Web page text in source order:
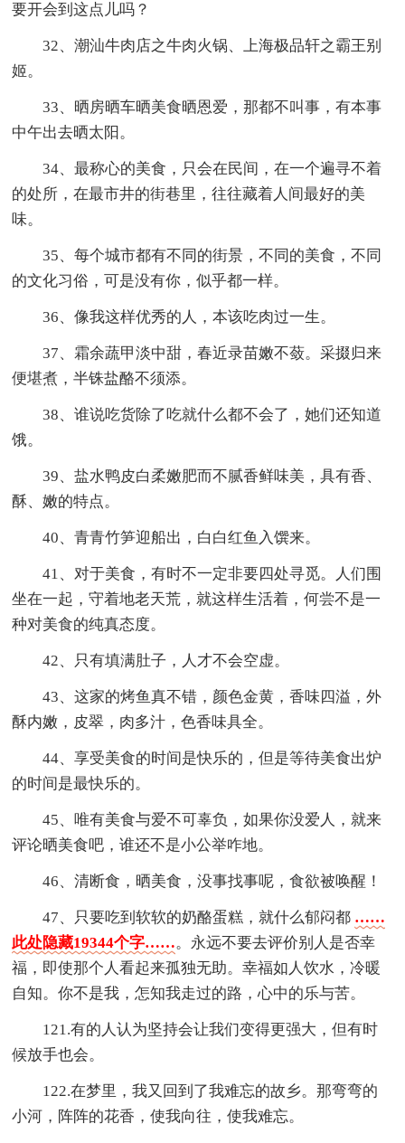
要开会到这点儿吗？
32、潮汕牛肉店之牛肉火锅、上海极品轩之霸王别
姬。
33、晒房晒车晒美食晒恩爱，那都不叫事，有本事
中午出去晒太阳。
34、最称心的美食，只会在民间，在一个遍寻不着
的处所，在最市井的街巷里，往往藏着人间最好的美
味。
35、每个城市都有不同的街景，不同的美食，不同
的文化习俗，可是没有你，似乎都一样。
36、像我这样优秀的人，本该吃肉过一生。
37、霜余蔬甲淡中甜，春近录苗嫩不蔹。采掇归来
便堪煮，半铢盐酪不须添。
38、谁说吃货除了吃就什么都不会了，她们还知道
饿。
39、盐水鸭皮白柔嫩肥而不腻香鲜味美，具有香、
酥、嫩的特点。
40、青青竹笋迎船出，白白红鱼入馔来。
41、对于美食，有时不一定非要四处寻觅。人们围
坐在一起，守着地老天荒，就这样生活着，何尝不是一
种对美食的纯真态度。
42、只有填满肚子，人才不会空虚。
43、这家的烤鱼真不错，颜色金黄，香味四溢，外
酥内嫩，皮翠，肉多汁，色香味具全。
44、享受美食的时间是快乐的，但是等待美食出炉
的时间是最快乐的。
45、唯有美食与爱不可辜负，如果你没爱人，就来
评论晒美食吧，谁还不是小公举咋地。
46、清断食，晒美食，没事找事呢，食欲被唤醒！
47、只要吃到软软的奶酪蛋糕，就什么郁闷都 ……
此处隐藏19344个字……。永远不要去评价别人是否幸
福，即使那个人看起来孤独无助。幸福如人饮水，冷暖
自知。你不是我，怎知我走过的路，心中的乐与苦。
121.有的人认为坚持会让我们变得更强大，但有时
候放手也会。
122.在梦里，我又回到了我难忘的故乡。那弯弯的
小河，阵阵的花香，使我向往，使我难忘。